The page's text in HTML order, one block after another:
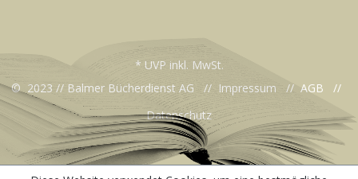
* UVP inkl. MwSt.
© 2023 // Balmer Bücherdienst AG // Impressum // AGB //
Datenschutz